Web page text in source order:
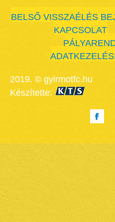
BELSŐ VISSZAÉLÉS
KAPCSOLAT
2019. © gyirmotfc.hu
Készítette: